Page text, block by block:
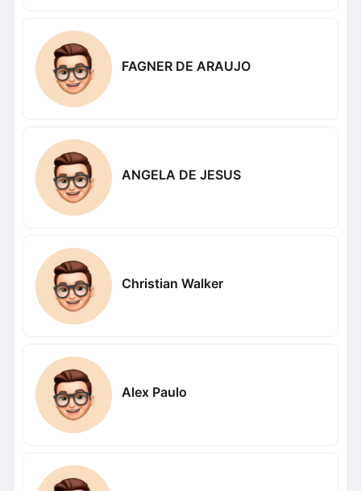
FAGNER DE ARAUJO
ANGELA DE JESUS
Christian Walker
Alex Paulo